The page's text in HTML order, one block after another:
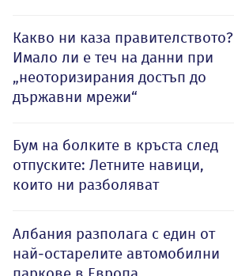
Какво ни каза правителството?
Имало ли е теч на данни при
„неоторизирания достъп до
държавни мрежи“
Бум на болките в кръста след
отпуските: Летните навици,
които ни разболяват
Албания разполага с един от
най-остарелите автомобилни